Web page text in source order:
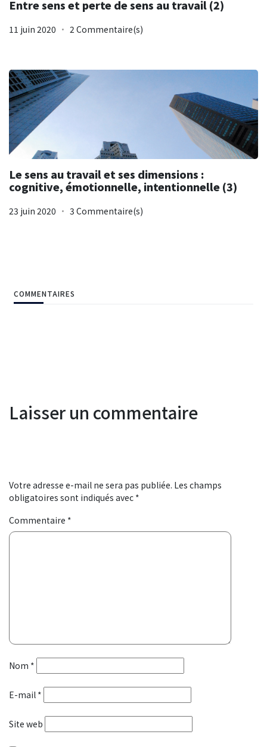
Entre sens et perte de sens au travail (2)
11 juin 2020 2 Commentaire(s)
Le sens au travail et ses dimensions :
cognitive, émotionnelle, intentionnelle (3)
23 juin 2020 3 Commentaire(s)
COMMENTAIRES
Laisser un commentaire
Votre adresse e-mail ne sera pas publiée. Les champs
obligatoires sont indiqués avec *
Commentaire *
Nom *
E-mail *
Site web